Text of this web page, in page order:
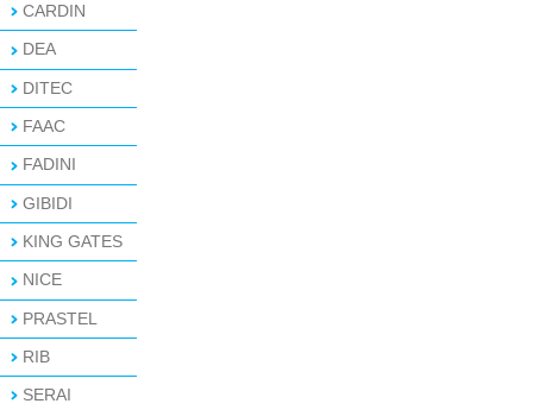
CARDIN
DEA
DITEC
FAAC
FADINI
GIBIDI
KING GATES
NICE
PRASTEL
RIB
SERAI